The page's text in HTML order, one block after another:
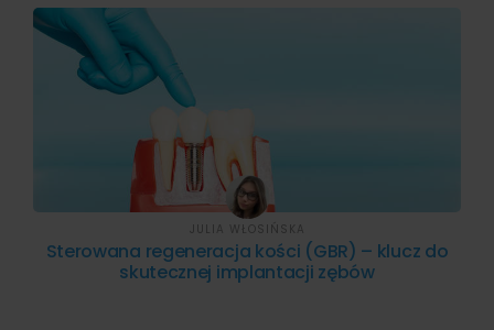
Sterowana regeneracja kości (GBR) – klucz do
skutecznej implantacji zębów
JULIA WŁOSIŃSKA